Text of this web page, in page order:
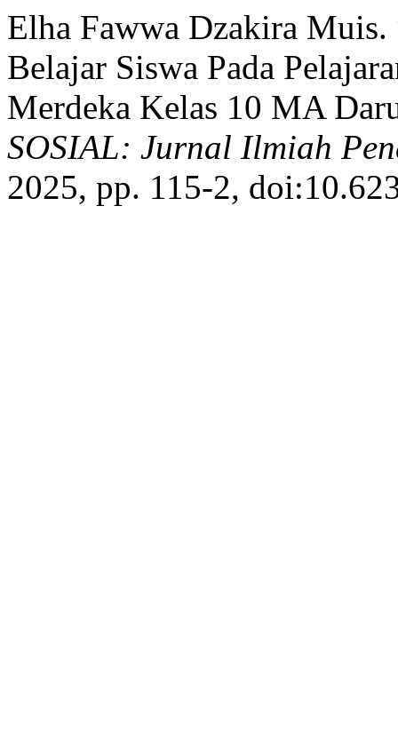
Elha Fawwa Dzakira
Belajar Siswa Pada
Merdeka Kelas 10 MA
SOSIAL: Jurnal Ilmiah
2025, pp. 115-2,